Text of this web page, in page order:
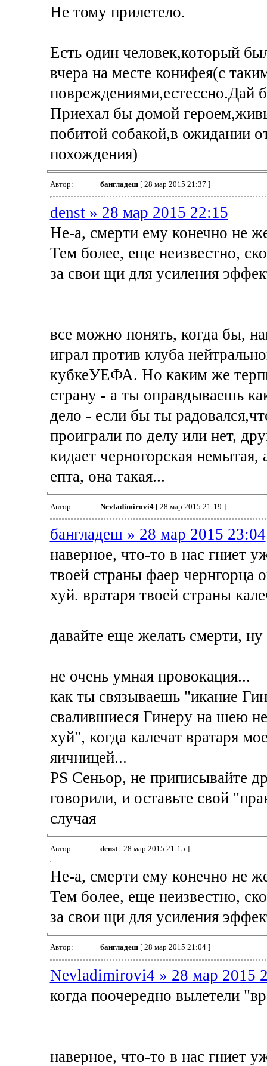
Не тому прилетело.
Есть один человек,который
вчера на месте конифея(с
повреждениями,естесcно.Дай
Приехал бы домой
побитой собакой,в ожидании
похождения)
Автор: бангладеш[ 28 мар 2015 21:37 ]
denst » 28 мар 2015 22:15
Не-а, смерти ему конечно не
Тем более, еще неизвестно,
за свои щи для усиления
все можно понять, когда бы,
играл против клуба
кубкеУЕФА. Но каким же
страну - а ты оправдываешь
дело - если бы ты
проиграли по делу или нет,
кидает черногорская
епта, она такая...
Автор: Nevladimirovi4[ 28 мар 2015 21:19 ]
бангладеш » 28 мар 2015 23:04
наверное, что-то в нас гниет
твоей страны фаер чернгорца
хуй. вратаря твоей страны
давайте еще желать смерти, ну
не очень умная провокация...
как ты связываешь "икание
свалившиеся Гинеру на шею
хуй", когда калечат вратаря
яичницей...
PS Сеньор, не приписывайте
говорили, и оставьте свой
случая
Автор: denst[ 28 мар 2015 21:15 ]
Не-а, смерти ему конечно не
Тем более, еще неизвестно,
за свои щи для усиления
Автор: бангладеш[ 28 мар 2015 21:04 ]
Nevladimirovi4 » 28 мар 2015
когда поочередно вылетели
наверное, что-то в нас гниет